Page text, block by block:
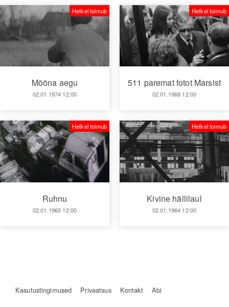
Mõõna aegu
02.01.1974 12:00
Hetkel toimub
511 paremat fotot Marsist
02.01.1968 12:00
Hetkel toimub
Ruhnu
02.01.1965 12:00
Hetkel toimub
Kivine hällilaul
02.01.1964 12:00
Hetkel toimub
Kasutustingimused Privaatsus Kontakt Abi